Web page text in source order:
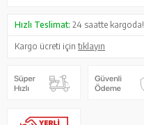
Hızlı Teslimat: 24 saatte kargoda!
Kargo ücreti içintıklayın